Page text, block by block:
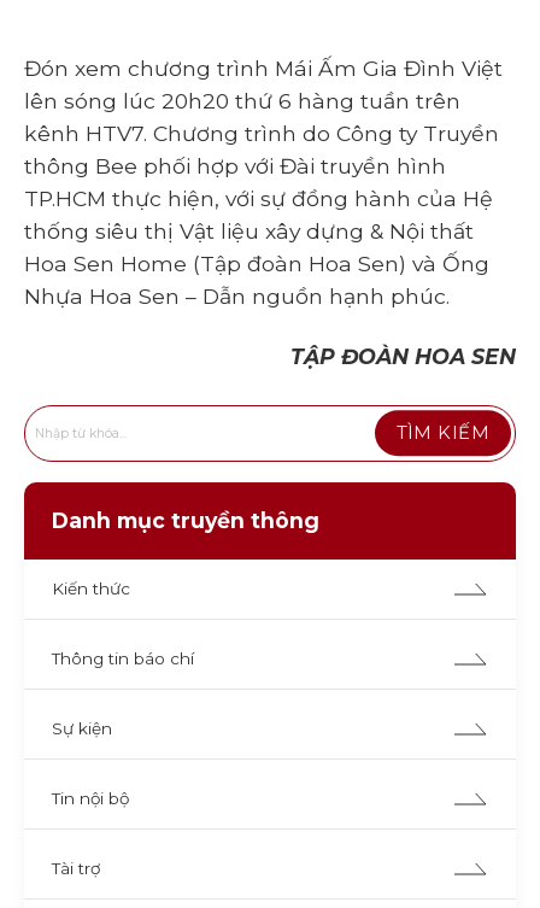
Đón xem chương trình Mái Ấm Gia Đình Việt
lên sóng lúc 20h20 thứ 6 hàng tuần trên
kênh HTV7. Chương trình do Công ty Truyền
thông Bee phối hợp với Đài truyền hình
TP.HCM thực hiện, với sự đồng hành của Hệ
thống siêu thị Vật liệu xây dựng & Nội thất
Hoa Sen Home (Tập đoàn Hoa Sen) và Ống
Nhựa Hoa Sen – Dẫn nguồn hạnh phúc.
TẬP ĐOÀN HOA SEN
Danh mục truyền thông
Kiến thức
Thông tin báo chí
Sự kiện
Tin nội bộ
Tài trợ